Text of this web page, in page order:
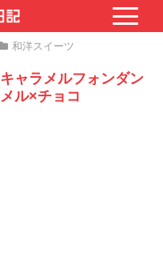
和洋スイーツ
ャラメルフォンダン
ル×チョコ